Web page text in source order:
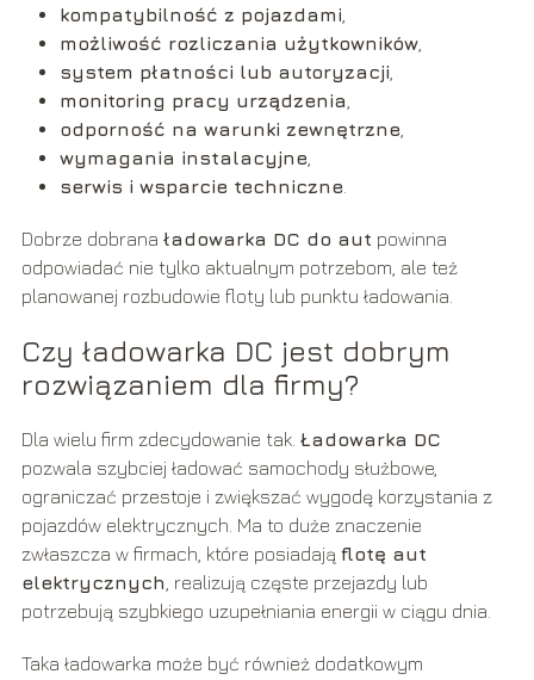
kompatybilność z pojazdami
możliwość rozliczania użytkowników,
system płatności lub autoryzacji
monitoring pracy urządzenia
odporność na warunki zewnętrzne,
wymagania instalacyjne,
serwis i wsparcie techniczne.
Dobrze dobrana ładowarka DC do aut powinna
odpowiadać nie tylko aktualnym potrzebom, ale też
planowanej rozbudowie floty lub punktu ładowania.
Czy ładowarka DC jest dobrym
rozwiązaniem dla firmy?
Dla wielu firm zdecydowanie tak. Ładowarka DC
pozwala szybciej ładować samochody służbowe,
ograniczać przestoje i zwiększać wygodę korzystania z
pojazdów elektrycznych. Ma to duże znaczenie
zwłaszcza w firmach, które posiadają flotę aut
elektrycznych , realizują częste przejazdy lub
potrzebują szybkiego uzupełniania energii w ciągu dnia.
Taka ładowarka może być również dodatkowym